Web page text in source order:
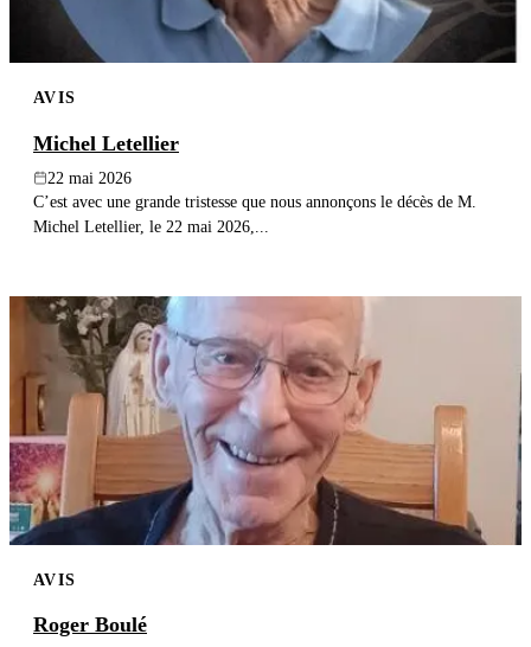
AVIS
Michel Letellier
22 mai 2026
C’est avec une grande tristesse que nous annonçons le décès de M.
Michel Letellier, le 22 mai 2026,...
AVIS
Roger Boulé